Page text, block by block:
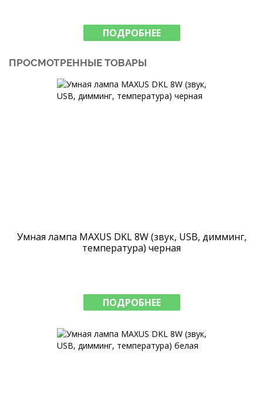
ПОДРОБНЕЕ
ПРОСМОТРЕННЫЕ ТОВАРЫ
Умная лампа MAXUS DKL 8W (звук, USB, димминг,
температура) черная
ПОДРОБНЕЕ